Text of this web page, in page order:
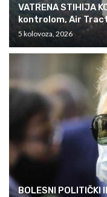
VATRENA STIHIJA
kontrolom, Air
5 kolovoza, 2026
BOLESNI